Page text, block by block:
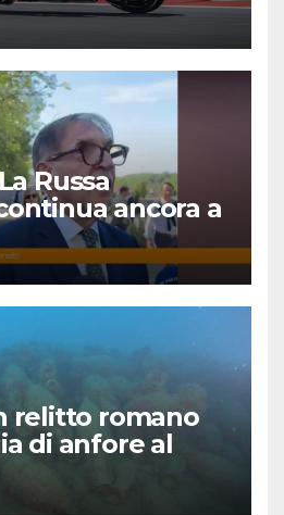
Russa
ancora a
relitto romano
di anfore al
del Vallo